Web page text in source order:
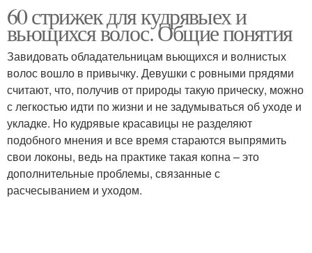
Красивые модели Вязаные модели
Модные модели Актуальные фото
Укороченные модели
60 стрижек для кудрявыех и
вьющихся волос. Общие понятия
Завидовать обладательницам вьющихся и волнистых
волос вошло в привычку. Девушки с ровными прядями
считают, что, получив от природы такую прическу, можно
с легкостью идти по жизни и не задумываться об уходе и
укладке. Но кудрявые красавицы не разделяют
подобного мнения и все время стараются выпрямить
свои локоны, ведь на практике такая копна – это
дополнительные проблемы, связанные с
расчесыванием и уходом.